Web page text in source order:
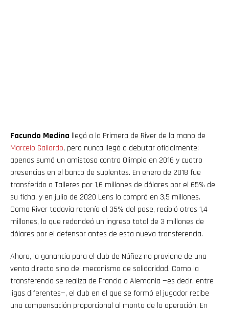
Facundo Medina llegó a la Primera de River de la mano de
Marcelo Gallardo, pero nunca llegó a debutar oficialmente:
apenas sumó un amistoso contra Olimpia en 2016 y cuatro
presencias en el banco de suplentes. En enero de 2018 fue
transferido a Talleres por 1,6 millones de dólares por el 65% de
su ficha, y en julio de 2020 Lens lo compró en 3,5 millones.
Como River todavía retenía el 35% del pase, recibió otros 1,4
millones, lo que redondeó un ingreso total de 3 millones de
dólares por el defensor antes de esta nueva transferencia.
Ahora, la ganancia para el club de Núñez no proviene de una
venta directa sino del mecanismo de solidaridad. Como la
transferencia se realiza de Francia a Alemania —es decir, entre
ligas diferentes—, el club en el que se formó el jugador recibe
una compensación proporcional al monto de la operación. En